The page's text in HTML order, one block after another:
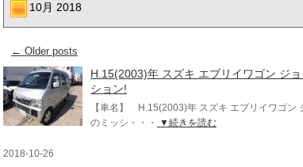
10月 2018
← Older posts
H.15(2003)年 スズキ エブリイワゴン ジ
ション!
【車名】 H.15(2003)年 スズキ エブリイワゴン
のミッシ・・・
▼続きを読む
2018-10-26